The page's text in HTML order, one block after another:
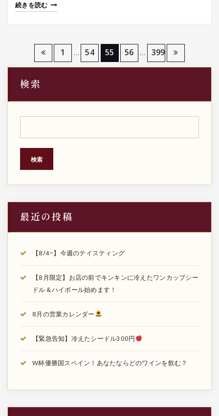
続きを読む
稿
ジ
送
り
1 … 54 55 56 … 399
検索
検索
最近の投稿
【8/4~】今週のテイスティング
【8月限定】お店の前でキンキンに冷えたワンカップシー
ドル＆ハイボール始めます！
8月の営業カレンダー
【緊急告知】冷えたシードル300円
W杯優勝国スペイン！あなたならどのワインを飲む？